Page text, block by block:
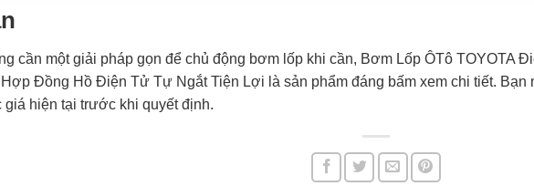
cần một giải pháp gọn để chủ động bơm lốp khi cần, Bơm Lốp ÔTô TOYOTA
Đồng Hồ Điện Tử Tự Ngắt Tiện Lợi là sản phẩm đáng bấm xem chi tiết. Bạn
giá hiện tại trước khi quyết định.